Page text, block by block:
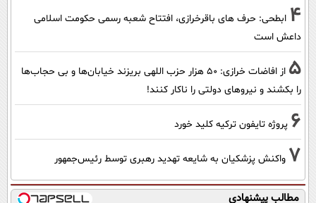
4 ابطحی: حرف های باقرخرازی، افتتاح شعبه رسمی حکومت اسلامی
داعش است
5
از افاضات خرازی: ۵۰ هزار حزب اللهی بریزند خیابان‌ها و بی حجاب‌ها
را بکشند و نیرو‌های دولتی را ناکار کنند!
6 پروژه تایفون ترکیه کلید خورد
7 واکنش پزشکیان به شایعه تهدید رهبری توسط رئیس‌جمهور
مطالب پیشنهادی